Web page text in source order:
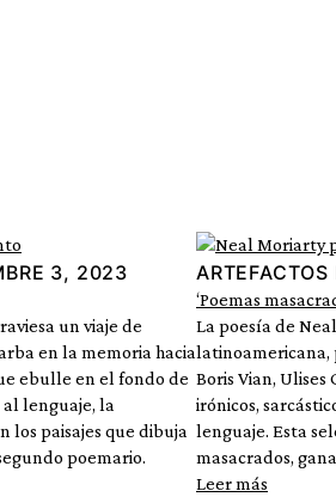
3, 2023
un viaje de
en la memoria hacia
ebulle en el fondo de
lenguaje, la
los paisajes que dibuja
poemario.
ARTEFACTOS
‘Poemas
La poesía de
latinoamericana,
Boris Vian, Ulises
irónicos,
lenguaje. Esta
masacrados,
Leer más